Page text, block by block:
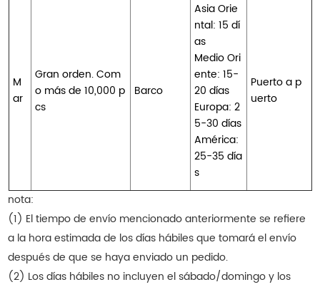
M
ar
Gran orden. Com
o más de 10,000 p
cs
Barco
Asia Orie
ntal: 15 dí
as
Medio Ori
ente: 15-
20 días
Europa: 2
5-30 días
América:
25-35 día
s
Puerto a p
uerto
nota:
(1) El tiempo de envío mencionado anteriormente se refiere
a la hora estimada de los días hábiles que tomará el envío
después de que se haya enviado un pedido.
(2) Los días hábiles no incluyen el sábado/domingo y los